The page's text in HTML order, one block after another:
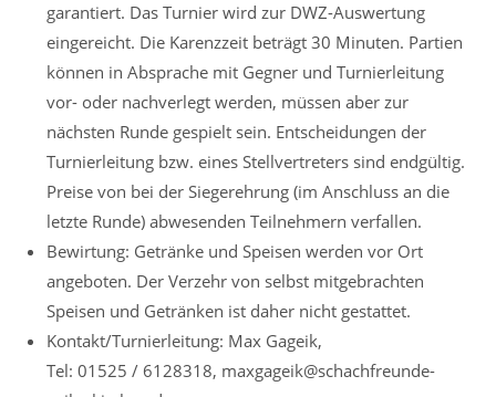
garantiert. Das Turnier wird zur DWZ-Auswertung
eingereicht. Die Karenzzeit beträgt 30 Minuten. Partien
können in Absprache mit Gegner und Turnierleitung
vor- oder nachverlegt werden, müssen aber zur
nächsten Runde gespielt sein. Entscheidungen der
Turnierleitung bzw. eines Stellvertreters sind endgültig.
Preise von bei der Siegerehrung (im Anschluss an die
letzte Runde) abwesenden Teilnehmern verfallen.
Bewirtung: Getränke und Speisen werden vor Ort
angeboten. Der Verzehr von selbst mitgebrachten
Speisen und Getränken ist daher nicht gestattet.
Kontakt/Turnierleitung: Max Gageik,
Tel: 01525 / 6128318, maxgageik@schachfreunde-